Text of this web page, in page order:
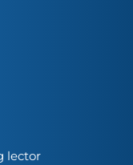
lector